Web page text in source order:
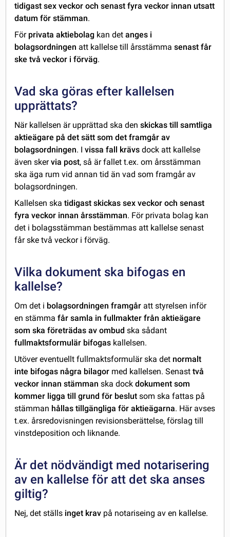
tidigast sex veckor och senast fyra veckor innan utsatt
datum för stämman.
För privata aktiebolag kan detanges i
bolagsordningen att kallelse till årsstämmasenast får
ske två veckor i förväg.
Vad ska göras efter kallelsen
upprättats?
När kallelsen är upprättad ska denskickas till samtliga
aktieägare på det sätt som det framgår av
bolagsordningen. Ivissa fall krävs dock att kallelse
även skervia post, så är fallet t.ex. om årsstämman
ska äga rum vid annan tid än vad som framgår av
bolagsordningen.
Kallelsen skatidigast skickas sex veckor och senast
fyra veckor innan årsstämman. För privata bolag kan
det i bolagsstämman bestämmas att kallelse senast
får ske två veckor i förväg.
Vilka dokument ska bifogas en
kallelse?
Om det i bolagsordningen framgår att styrelsen inför
en stämmafår samla in fullmakter från aktieägare
som ska företrädas av ombudska sådant
fullmaktsformulär bifogas kallelsen.
Utöver eventuellt fullmaktsformulär ska det normalt
inte bifogas några bilagor med kallelsen. Senast två
veckor innan stämmanska dockdokument som
kommer ligga till grund för beslutsom ska fattas på
stämman hållas tillgängliga för aktieägarna. Här avses
t.ex. årsredovisningen revisionsberättelse, förslag till
vinstdeposition och liknande.
Är det nödvändigt med notarisering
av en kallelse för att det ska anses
giltig?
Nej, det ställs inget krav på notariseing av en kallelse.